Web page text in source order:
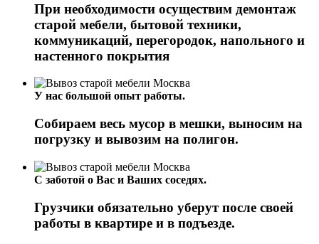
При необходимости осуществим демонтаж
старой мебели, бытовой техники,
коммуникаций, перегородок, напольного и
настенного покрытия
У нас большой опыт работы.
Собираем весь мусор в мешки, выносим на
погрузку и вывозим на полигон.
С заботой о Вас и Ваших соседях.
Грузчики обязательно уберут после своей
работы в квартире и в подъезде.